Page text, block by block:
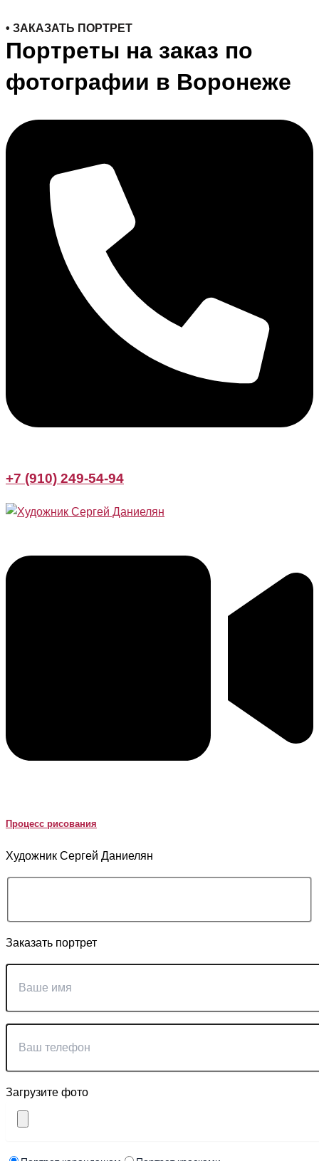
• ЗАКАЗАТЬ ПОРТРЕТ
Портреты на заказ по
фотографии в Воронеже
+7 (910) 249-54-94
Процесс рисования
Художник Сергей Даниелян
Заказать портрет
Загрузите фото